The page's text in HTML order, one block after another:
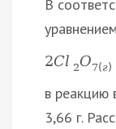
В
2Cl 2O7(г)
в реакцию
3,66 г.